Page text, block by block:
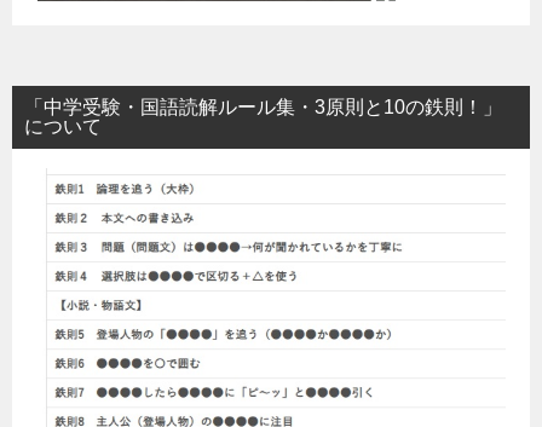
「中学受験・国語読解ルール集・3原則と10の鉄則！」
について